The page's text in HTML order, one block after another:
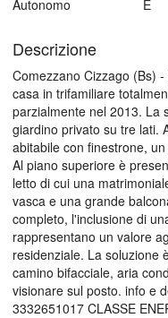
Autonomo
E
Descrizione
Comezzano Cizzago (Bs)
casa in trifamiliare
parzialmente nel 2013. La
giardino privato su tre lati.
abitabile con finestrone,
Al piano superiore è
letto di cui una
vasca e una grande
completo, l'inclusione di
rappresentano un valore
residenziale. La soluzione
camino bifacciale, aria
visionare sul posto. info e
3332651017 CLASSE